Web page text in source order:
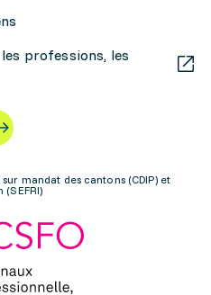
professions, les
mandat des cantons (CDIP) et